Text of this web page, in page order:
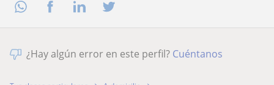
¿Hay algún error en este perfil? Cuéntanos